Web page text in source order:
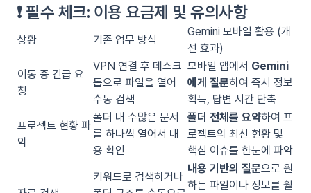
❗ 필수 체크: 이용 요금제 및 유의사항
상황 기존 업무 방식
Gemini 모바일 활용 (개
선 효과)
이동 중 긴급 요
청
VPN 연결 후 데스크
톱으로 파일을 열어
수동 검색
모바일 앱에서 Gemini
에게 질문하여 즉시 정보
획득, 답변 시간 단축
프로젝트 현황 파
악
폴더 내 수많은 문서
를 하나씩 열어서 내
용 확인
폴더 전체를 요약하여 프
로젝트의 최신 현황 및
핵심 이슈를 한눈에 파악
키워드로 검색하거나
내용 기반의 질문으로 원
하는 파일이나 정보를 훨